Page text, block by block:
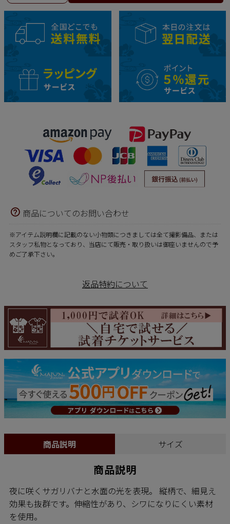
商品についてのお問い合わせ
※アイテム説明欄に記載のない小物類につきましては全て撮影備品、または
スタッフ私物となっており、当店にて販売・取り扱いは御座いませんので予
めご了承下さい。
返品特約について
商品説明 サイズ
商品説明
夜に咲くサガリバナと水面の光を表現。 縦柄で、細見え
効果も抜群です。伸縮性があり、シワになりにくい素材
を使用。